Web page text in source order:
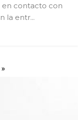
en contacto con
la entr...
»